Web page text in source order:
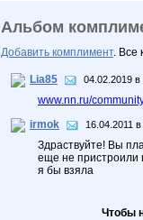
Альбом
Добавить комплимент. Все
Lia85 04.02.2019 в
www.nn.ru/
irmok
16.04.2011
Здраствуйте! Вы
еще не пристроили
я бы взяла
Чтобы